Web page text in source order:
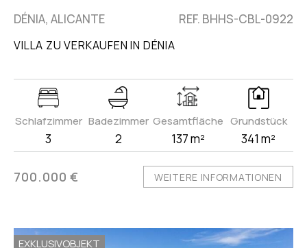
DÉNIA, ALICANTE REF. BHHS-CBL-0922
VILLA ZU VERKAUFEN IN DÉNIA
Schlafzimmer
3
Badezimmer
2
Gesamtfläche
137 m²
Grundstück
341 m²
700.000 € WEITERE INFORMATIONEN
EXKLUSIVOBJEKT